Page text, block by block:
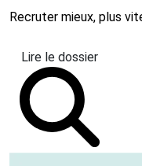
Recruter mieux, plus
Lire le dossier